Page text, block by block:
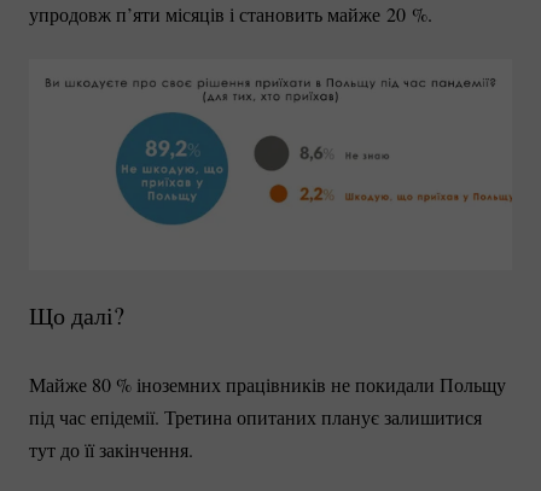
упродовж п’яти місяців і становить майже 20 %.
Що далі?
Майже 80 % іноземних працівників не покидали Польщу
під час епідемії. Третина опитаних планує залишитися
тут до її закінчення.